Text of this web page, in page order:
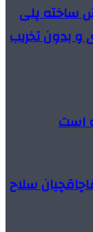
ساخته پلی
و بدون تخریب
است
سلاح